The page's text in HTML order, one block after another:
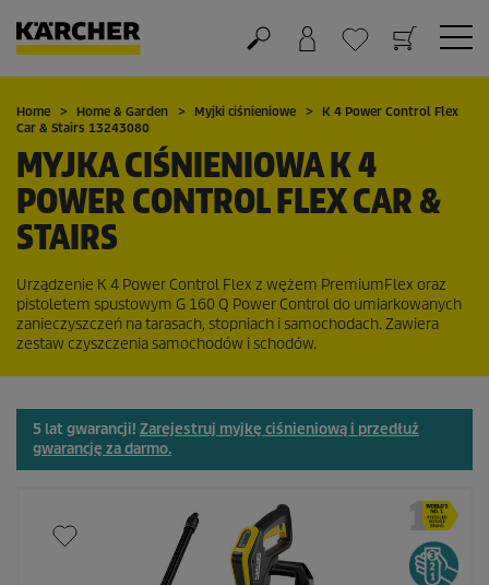
Koszyk
Lista życzeń
Home Home & Garden Myjki ciśnieniowe
K 4 Power Control Flex
Car & Stairs 13243080
MYJKA CIŚNIENIOWA K 4
POWER CONTROL FLEX CAR &
STAIRS
Urządzenie K 4 Power Control Flex z wężem PremiumFlex oraz
pistoletem spustowym G 160 Q Power Control do umiarkowanych
zanieczyszczeń na tarasach, stopniach i samochodach. Zawiera
zestaw czyszczenia samochodów i schodów.
5 lat gwarancji! Zarejestruj myjkę ciśnieniową i przedłuż
gwarancję za darmo.